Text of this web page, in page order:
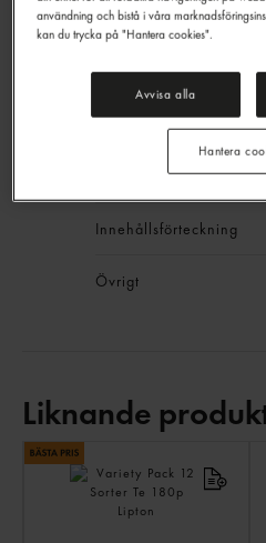
958,80
EAN:
Generell produktinfo
Innehållsförteckning
Övrigt
Liknande
användning och bistå i våra
kan du trycka på "Hantera cookies".
Avvisa alla
Hantera